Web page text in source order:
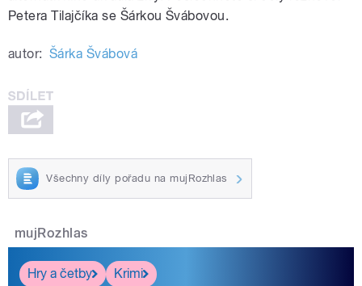
Petera Tilajčíka se Šárkou Švábovou.
autor: Šárka Švábová
Všechny díly pořadu na mujRozhlas
mujRozhlas
Hry a četby
Krimi